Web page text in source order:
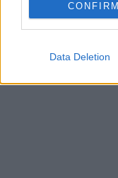
CONFIRM
Data Deletion